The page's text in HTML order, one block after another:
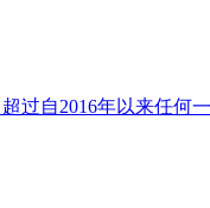
过自2016年以来任何